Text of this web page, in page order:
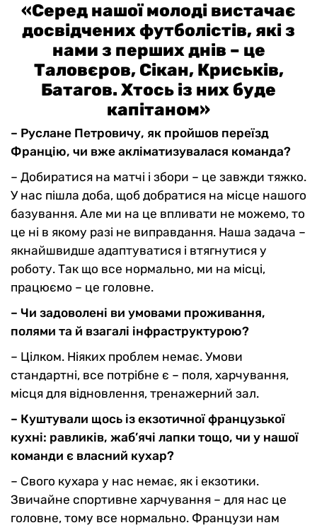
«Серед нашої молоді вистачає
досвідчених футболістів, які з
нами з перших днів – це
Таловєров, Сікан, Криськів,
Батагов. Хтось із них буде
капітаном»
– Руслане Петровичу, як пройшов переїзд
Францію, чи вже акліматизувалася команда?
– Добиратися на матчі і збори – це завжди тяжко.
У нас пішла доба, щоб добратися на місце нашого
базування. Але ми на це впливати не можемо, то
це ні в якому разі не виправдання. Наша задача –
якнайшвидше адаптуватися і втягнутися у
роботу. Так що все нормально, ми на місці,
працюємо – це головне.
– Чи задоволені ви умовами проживання,
полями та й взагалі інфраструктурою?
– Цілком. Ніяких проблем немає. Умови
стандартні, все потрібне є – поля, харчування,
місця для відновлення, тренажерний зал.
– Куштували щось із екзотичної французької
кухні: равликів, жаб’ячі лапки тощо, чи у нашої
команди є власний кухар?
– Свого кухара у нас немає, як і екзотики.
Звичайне спортивне харчування – для нас це
головне, тому все нормально. Французи нам